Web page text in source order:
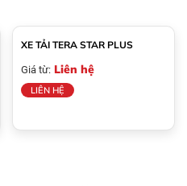
XE TẢI TERA STAR PLUS
Giá từ: Liên hệ
LIÊN HỆ